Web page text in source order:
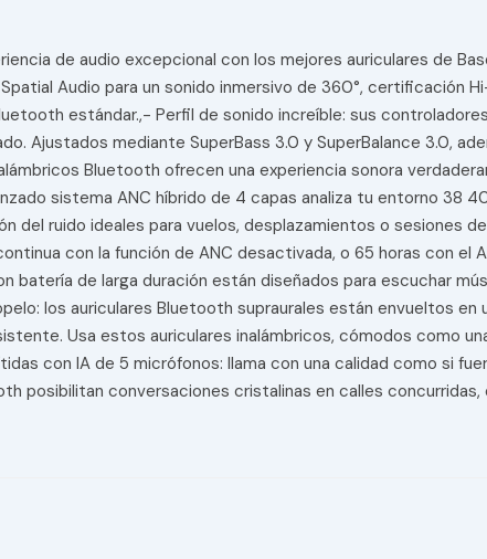
de audio excepcional con los mejores auriculares de
Audio para un sonido inmersivo de 360°, certificación
estándar.,- Perfil de sonido increíble: sus
Ajustados mediante SuperBass 3.0 y SuperBalance 3.0,
Bluetooth ofrecen una experiencia sonora
sistema ANC híbrido de 4 capas analiza tu entorno 38
del ruido ideales para vuelos, desplazamientos o sesiones
con la función de ANC desactivada, o 65 horas con el
batería de larga duración están diseñados para escuchar
los auriculares Bluetooth supraurales están envueltos
Usa estos auriculares inalámbricos, cómodos como
con IA de 5 micrófonos: llama con una calidad como si
posibilitan conversaciones cristalinas en calles